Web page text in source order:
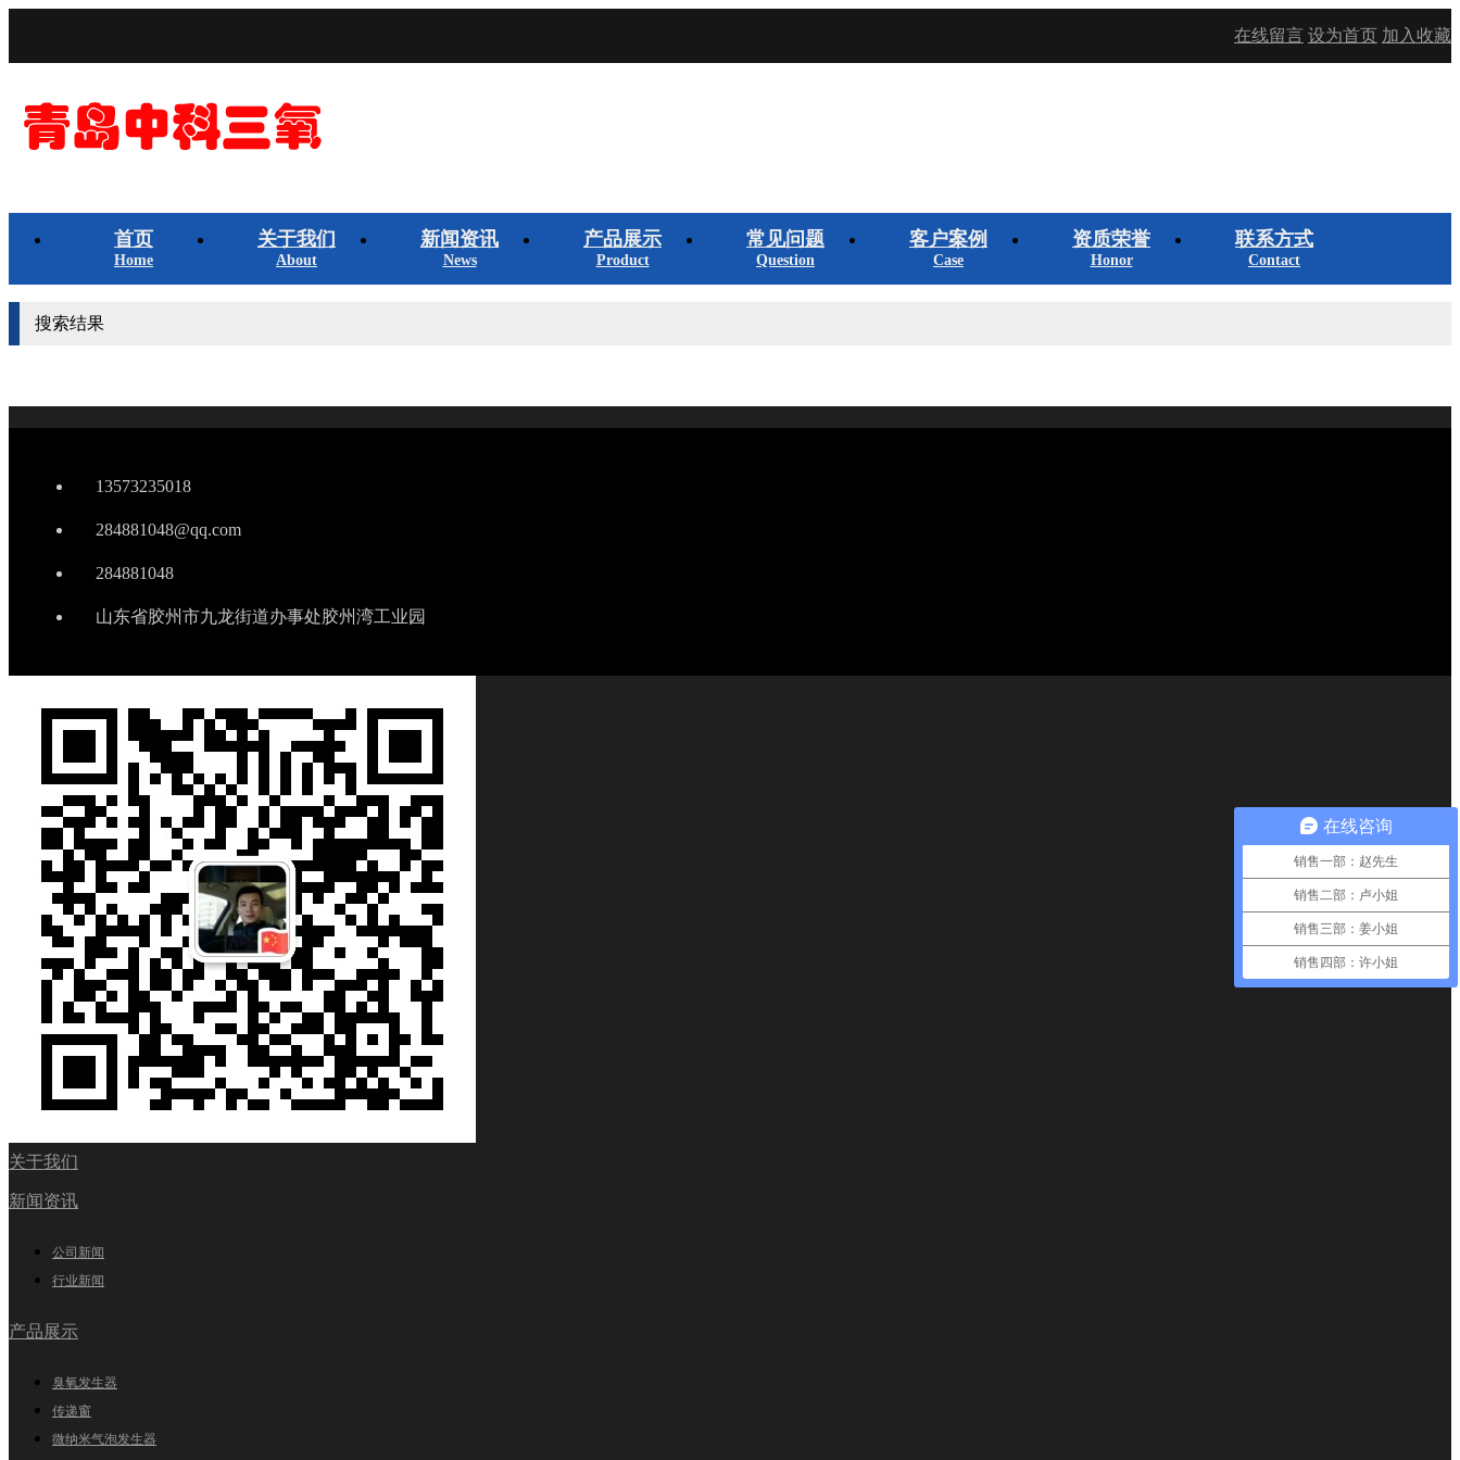
在线留言 设为首页 加入收藏
首页
Home
关于我们
About
新闻资讯
News
产品展示
Product
常见问题
Question
客户案例
Case
资质荣誉
Honor
联系方式
Contact
搜索结果
13573235018
284881048@qq.com
284881048
山东省胶州市九龙街道办事处胶州湾工业园
关于我们
新闻资讯
公司新闻
行业新闻
产品展示
臭氧发生器
传递窗
微纳米气泡发生器
在线咨询
销售一部：赵先生
销售二部：卢小姐
销售三部：姜小姐
销售四部：许小姐